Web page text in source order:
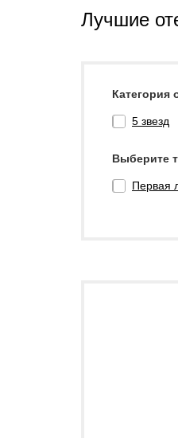
Лучшие
Категория
5 звезд
Выберите
Первая